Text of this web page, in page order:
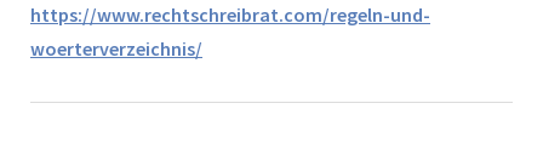
https://www.rechtschreibrat.com/regeln-und-
woerterverzeichnis/